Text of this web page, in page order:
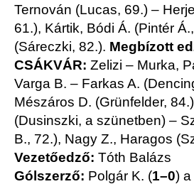
Ternován (Lucas, 69.) –
61.), Kártik, Bódi Á. (Pintér
(Sáreczki, 82.). Megbízott
CSÁKVÁR: Zelizi – Murka,
Varga B. – Farkas A.
Mészáros D. (Grünfelder,
(Dusinszki, a szünetben) –
B., 72.), Nagy Z., Haragos
Vezetőedző: Tóth Balázs
Gólszerző: Polgár K. (1–0) a